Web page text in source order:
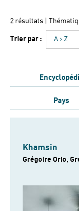
2 résultats |
Trier par : A › Z
Pays
Khamsin
Grégoire Orio,